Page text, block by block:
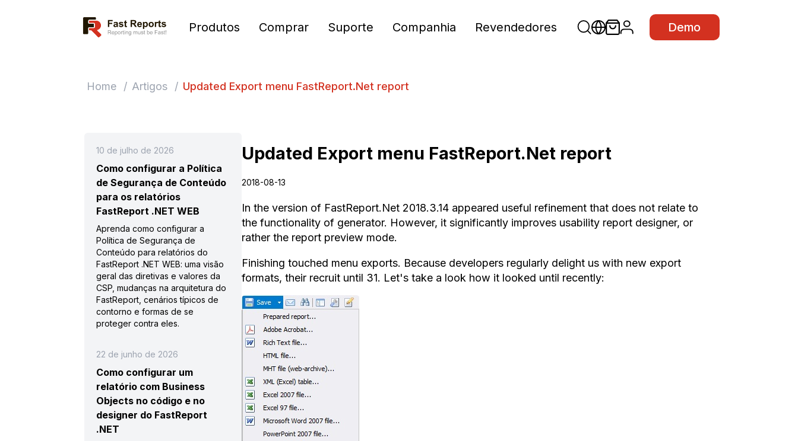
Fast Reports Produtos Comprar Suporte Companhia Revendedores Demo
Home / Artigos / Updated Export menu FastReport.Net report
Updated Export menu FastReport.Net report
2018-08-13
In the version of FastReport.Net 2018.3.14 appeared useful refinement that does not relate to
the functionality of generator. However, it significantly improves usability report designer, or
rather the report preview mode.
Finishing touched menu exports. Because developers regularly delight us with new export
formats, their recruit until 31. Let's take a look how it looked until recently:
10 de julho de 2026
Como configurar a Política
de Segurança de Conteúdo
para os relatórios
FastReport .NET WEB
Aprenda como configurar a
Política de Segurança de
Conteúdo para relatórios do
FastReport .NET WEB: uma visão
geral das diretivas e valores da
CSP, mudanças na arquitetura do
FastReport, cenários típicos de
contorno e formas de se
proteger contra eles.
22 de junho de 2026
Como configurar um
relatório com Business
Objects no código e no
designer do FastReport
.NET